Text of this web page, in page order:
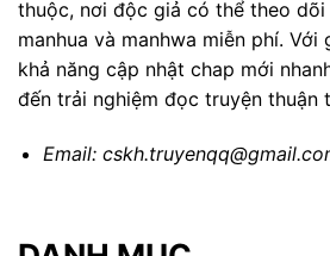
thuộc, nơi độc giả có thể theo dõi
manhua và manhwa miễn phí. Với
khả năng cập nhật chap mới
đến trải nghiệm đọc truyện thuận
Email: